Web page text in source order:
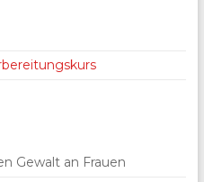
Gewalt an Frauen